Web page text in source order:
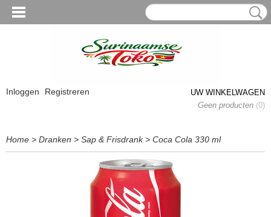
Inloggen Registreren
UW WINKELWAGEN
Geen producten (0)
Home > Dranken > Sap & Frisdrank> Coca Cola 330 ml